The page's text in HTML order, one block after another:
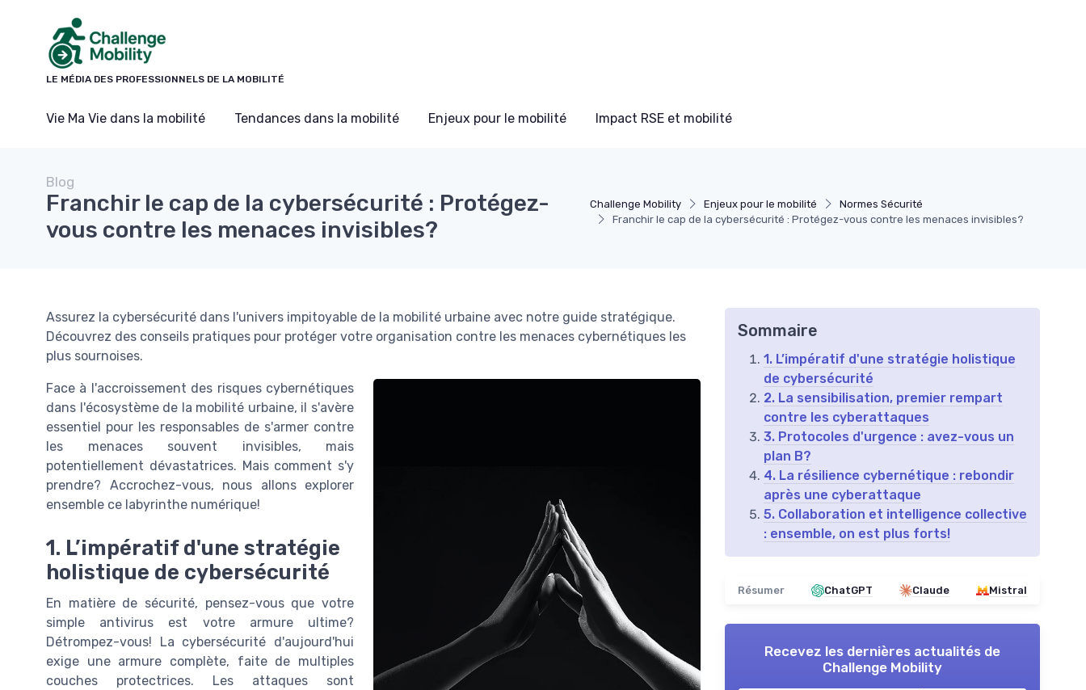
LE MÉDIA DES PROFESSIONNELS DE LA MOBILITÉ
Vie Ma Vie dans la mobilité Tendances dans la mobilité Enjeux pour le mobilité Impact RSE et mobilité
Challenge Mobility Enjeux pour le mobilité
Normes Sécurité
Franchir le cap de la cybersécurité : Protégez-vous contre les menaces invisibles?
Blog
Franchir le cap de la cybersécurité : Protégez-
vous contre les menaces invisibles?
Assurez la cybersécurité dans l'univers impitoyable de la mobilité urbaine avec notre guide stratégique.
Découvrez des conseils pratiques pour protéger votre organisation contre les menaces cybernétiques les
plus sournoises.
Face à l'accroissement des risques cybernétiques
dans l'écosystème de la mobilité urbaine, il s'avère
essentiel pour les responsables de s'armer contre
les menaces souvent invisibles, mais
potentiellement dévastatrices. Mais comment s'y
prendre? Accrochez-vous, nous allons explorer
ensemble ce labyrinthe numérique!
1. L’impératif d'une stratégie
holistique de cybersécurité
En matière de sécurité, pensez-vous que votre
simple antivirus est votre armure ultime?
Détrompez-vous! La cybersécurité d'aujourd'hui
exige une armure complète, faite de multiples
couches protectrices. Les attaques sont
Sommaire
1. L’impératif d'une stratégie holistique
de cybersécurité
2. La sensibilisation, premier rempart
contre les cyberattaques
3. Protocoles d'urgence : avez-vous un
plan B?
4. La résilience cybernétique : rebondir
après une cyberattaque
5. Collaboration et intelligence collective
: ensemble, on est plus forts!
Résumer ChatGPT Claude Mistral
Recevez les dernières actualités de
Challenge Mobility